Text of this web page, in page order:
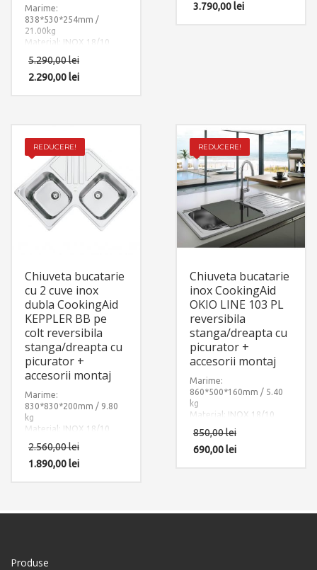
Marime:
838*530*254mm /
21.00kg
Material: INOX 18/10
Componente: Chiuveta
Farm House Apron cu 4
complet accesorii
montaj.
5.290,00lei
2.290,00lei
(SUS304)
3.790,00lei
REDUCERE!
Chiuveta bucatarie
cu 2 cuve inox
dubla CookingAid
KEPPLER BB pe
colt reversibila
stanga/dreapta cu
picurator +
accesorii montaj
Marime:
830*830*200mm / 9.80
kg
Material: INOX 18/10
Componente:
CookingAidKeppler BB de
2.560,00lei
1.890,00lei
REDUCERE!
Chiuveta bucatarie
inox CookingAid
OKIO LINE 103 PL
reversibila
stanga/dreapta cu
picurator +
accesorii montaj
Marime:
860*500*160mm / 5.40
kg
Material: INOX 18/10
Componente:
CookingAid
850,00lei
690,00lei
Produse